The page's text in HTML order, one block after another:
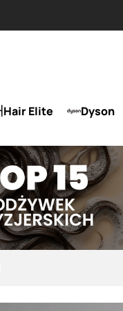
Hair Elite Dyson